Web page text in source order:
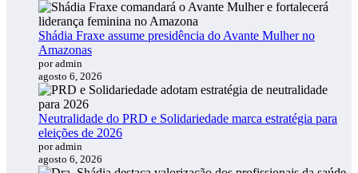
Shádia Fraxe assume presidência do Avante Mulher no
Amazonas
por admin
agosto 6, 2026
Neutralidade do PRD e Solidariedade marca estratégia para
eleições de 2026
por admin
agosto 6, 2026